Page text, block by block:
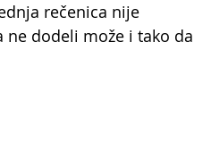
rečenica nije
ne dodeli može i tako da